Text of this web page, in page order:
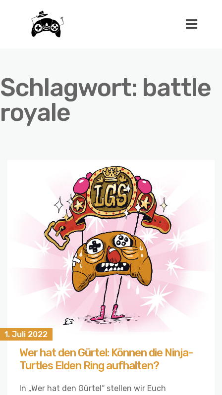
Schlagwort: battle
royale
1. Juli 2022
Wer hat den Gürtel: Können die Ninja-
Turtles Elden Ring aufhalten?
In „Wer hat den Gürtel“ stellen wir Euch